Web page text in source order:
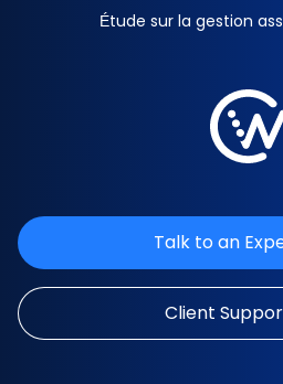
Étude sur la gestion
Talk to an
Client